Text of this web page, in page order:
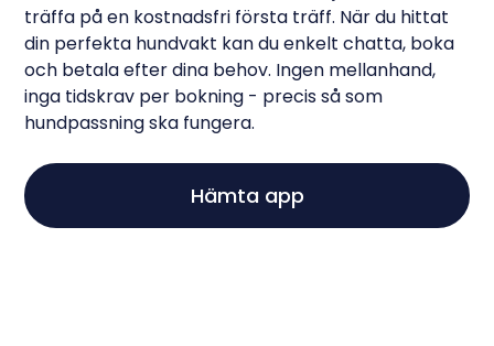
träffa på en kostnadsfri första träff. När du hittat
din perfekta hundvakt kan du enkelt chatta, boka
och betala efter dina behov. Ingen mellanhand,
inga tidskrav per bokning - precis så som
hundpassning ska fungera.
Hämta app